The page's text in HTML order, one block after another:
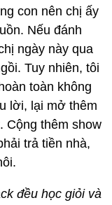
con nên chị ấy
Nếu đánh
ngày này qua
Tuy nhiên, tôi
toàn không
lời, lại mở thêm
Cộng thêm show
trả tiền nhà,
đều học giỏi và